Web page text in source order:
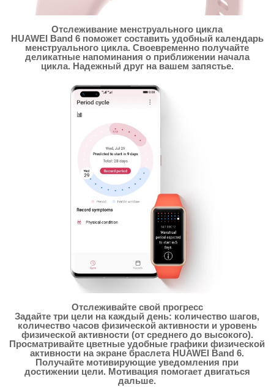
Отслеживание менструального цикла
HUAWEI Band 6 поможет составить удобный календарь
менструального цикла. Своевременно получайте
деликатные напоминания о приближении начала
цикла. Надежный друг на вашем запястье.
Отслеживайте свой прогресс
Задайте три цели на каждый день: количество шагов,
количество часов физической активности и уровень
физической активности (от среднего до высокого).
Просматривайте цветные удобные графики физической
активности на экране браслета HUAWEI Band 6.
Получайте мотивирующие уведомления при
достижении цели. Мотивация помогает двигаться
дальше.